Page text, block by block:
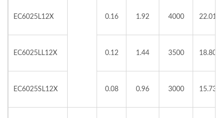
EC6025L12X 0.16 1.92 4000 22.01
EC6025LL12X 0.12 1.44 3500 18.80
EC6025SL12X 0.08 0.96 3000 15.73